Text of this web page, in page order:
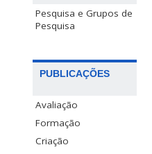
Pesquisa e Grupos de
Pesquisa
PUBLICAÇÕES
Avaliação
Formação
Criação